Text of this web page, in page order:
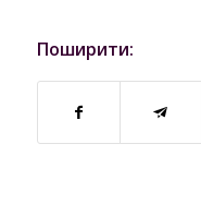
Поширити: